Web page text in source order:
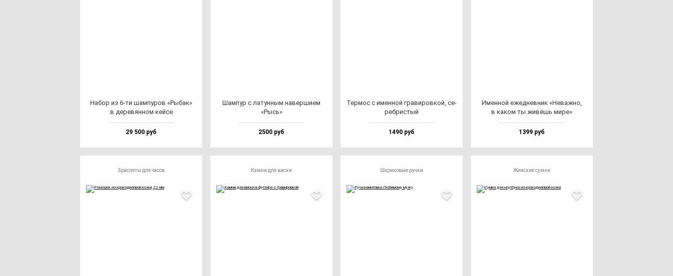
Набор из 6-ти шам­пу­ров «Рыбак»
в де­ре­вян­ном кей­се
29 500 руб
Шам­пур с ла­тун­ным на­вер­ши­ем
«Рысь»
2500 руб
Тер­мос с имен­ной гра­ви­ров­кой, се­
реб­рис­тый
1490 руб
Имен­ной ежед­нев­ник «Неваж­но,
в ка­ком ты жи­вёшь ми­ре»
1399 руб
Браслеты для часов Камни для виски Шариковые ручки Женские сумки